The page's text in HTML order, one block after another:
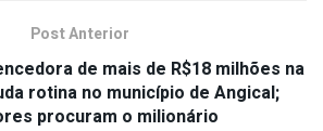
Post Anterior
de mais de R$18 milhões na
rotina no município de Angical;
procuram o milionário